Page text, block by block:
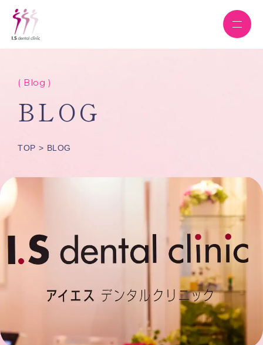
( Blog )
BLOG
TOP BLOG